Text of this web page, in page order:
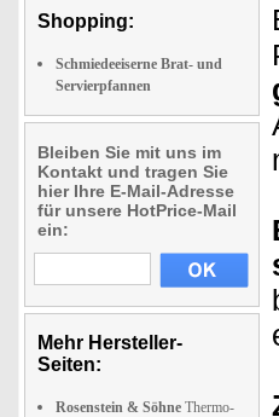
Shopping:
Schmiedeeiserne Brat- und
Servierpfannen
Bleiben Sie mit uns im
Kontakt und tragen Sie
hier Ihre E-Mail-Adresse
für unsere HotPrice-Mail
ein:
Mehr Hersteller-
Seiten:
Rosenstein & Söhne Thermo-